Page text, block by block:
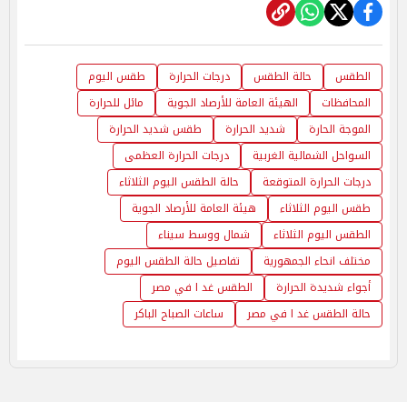
الطقس حالة الطقس درجات الحرارة
طقس اليوم
المحافظات
الهيئة العامة للأرصاد الجوية
مائل للحرارة
الموجة الحارة
شديد الحرارة
طقس شديد الحرارة
السواحل الشمالية الغربية
درجات الحرارة العظمى
درجات الحرارة المتوقعة
حالة الطقس اليوم الثلاثاء
طقس اليوم الثلاثاء
هيئة العامة للأرصاد الجوية
الطقس اليوم الثلاثاء
شمال ووسط سيناء
مختلف انحاء الجمهورية
تفاصيل حالة الطقس اليوم
أجواء شديدة الحرارة
الطقس غد ا في مصر
حالة الطقس غد ا في مصر
ساعات الصباح الباكر